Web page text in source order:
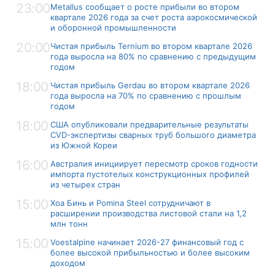
23:00Metallus сообщает о росте прибыли во втором
квартале 2026 года за счет роста аэрокосмической
и оборонной промышленности
20:00Чистая прибыль Ternium во втором квартале 2026
года выросла на 80% по сравнению с предыдущим
годом
18:00 Чистая прибыль Gerdau во втором квартале 2026
года выросла на 70% по сравнению с прошлым
годом
18:00 США опубликовали предварительные результаты
CVD-экспертизы сварных труб большого диаметра
из Южной Кореи
16:00 Австралия инициирует пересмотр сроков годности
импорта пустотелых конструкционных профилей
из четырех стран
15:00 Хоа Бинь и Pomina Steel сотрудничают в
расширении производства листовой стали на 1,2
млн тонн
15:00 Voestalpine начинает 2026-27 финансовый год с
более высокой прибыльностью и более высоким
доходом